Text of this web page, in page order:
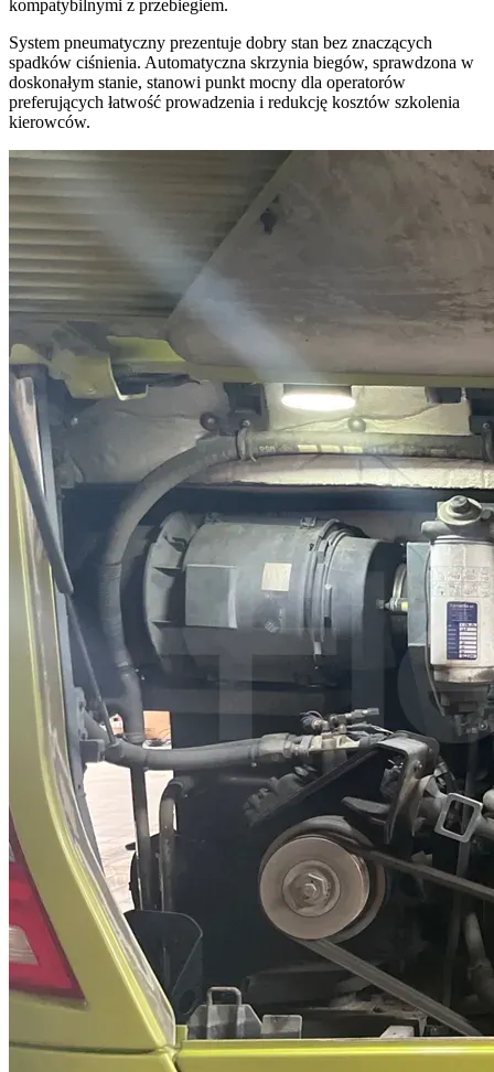
kompatybilnymi z przebiegiem.
System pneumatyczny prezentuje dobry stan bez znaczących
spadków ciśnienia. Automatyczna skrzynia biegów, sprawdzona w
doskonałym stanie, stanowi punkt mocny dla operatorów
preferujących łatwość prowadzenia i redukcję kosztów szkolenia
kierowców.